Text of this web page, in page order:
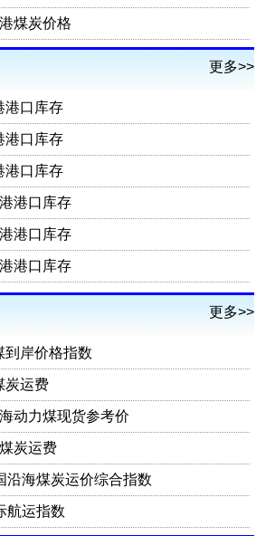
煤炭价格
更多>>
港口库存
港口库存
港口库存
港口库存
港口库存
港口库存
更多>>
到岸价格指数
炭运费
动力煤现货参考价
炭运费
沿海煤炭运价综合指数
航运指数